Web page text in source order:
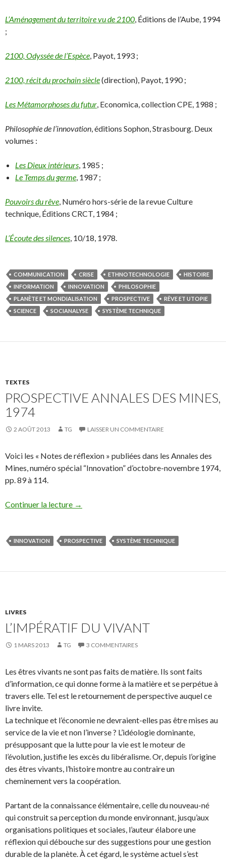
L’Aménagement du territoire vu de 2100 , Éditions de l’Aube, 1994
;
2100, Odyssée de l’Espèce , Payot, 1993 ;
2100, récit du prochain siècle(direction), Payot, 1990 ;
Les Métamorphoses du futur , Economica, collection CPE, 1988 ;
Philosophie de l’innovation , éditions Sophon, Strasbourg. Deux
volumes :
Les Dieux intérieurs , 1985 ;
Le Temps du germe , 1987 ;
Pouvoirs du rêve , Numéro hors-série de la revue Culture
technique, Éditions CRCT, 1984 ;
L’Écoute des silences , 10/18, 1978.
COMMUNICATION CRISE ETHNOTECHNOLOGIE
HISTOIRE
INFORMATION
INNOVATION
PHILOSOPHIE
PLANÈTE ET MONDIALISATION
PROSPECTIVE
RÊVE ET UTOPIE
SCIENCE
SOCIANALYSE SYSTÈME TECHNIQUE
TEXTES
PROSPECTIVE ANNALES DES MINES,
1974
2 AOÛT 2013 TG LAISSER UN COMMENTAIRE
Voici les « Notes de réflexion » publiées dans les Annales des
Mines, numéro spécial “Innovation” d’octobre-novembre 1974,
pp. 89 à 114.
Continuer la lecture →
INNOVATION PROSPECTIVE SYSTÈME TECHNIQUE
LIVRES
L’IMPÉRATIF DU VIVANT
1 MARS 2013 TG 3 COMMENTAIRES
Les êtres vivants ne sont pas faits de matière. Ils sont faits
d’information, ce qui donne forme à la matière et se perpétue à
travers elle. Tel est le retournement de perspective auquel ce
livre invite.
La technique et l’économie ne devraient-elles pas être mises au
service de la vie et non l’inverse ? L’idéologie dominante,
présupposant que la lutte pour la vie est le moteur de
l’évolution, justifie les excès du libéralisme. Or, depuis l’origine
des êtres vivants, l’histoire montre au contraire un
cheminement vers la coopération.
Partant de la connaissance élémentaire, celle du nouveau-né
qui construit sa perception du monde environnant, jusqu’aux
organisations politiques et sociales, l’auteur élabore une
réflexion qui débouche sur des suggestions pour une gestion
durable de la planète. À cet égard, le système actuel s’est